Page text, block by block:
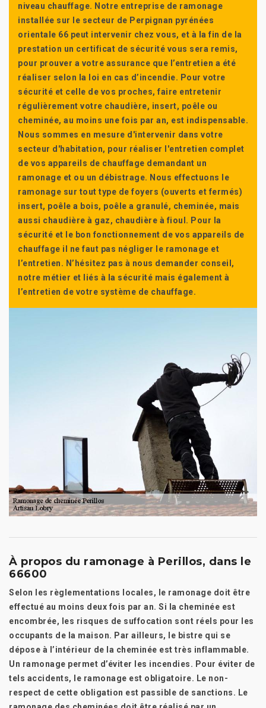
niveau chauffage. Notre entreprise de ramonage
installée sur le secteur de Perpignan pyrénées
orientale 66 peut intervenir chez vous, et à la fin de la
prestation un certificat de sécurité vous sera remis,
pour prouver a votre assurance que l’entretien a été
réaliser selon la loi en cas d’incendie. Pour votre
sécurité et celle de vos proches, faire entretenir
régulièrement votre chaudière, insert, poêle ou
cheminée, au moins une fois par an, est indispensable.
Nous sommes en mesure d'intervenir dans votre
secteur d'habitation, pour réaliser l'entretien complet
de vos appareils de chauffage demandant un
ramonage et ou un débistrage. Nous effectuons le
ramonage sur tout type de foyers (ouverts et fermés)
insert, poêle a bois, poêle a granulé, cheminée, mais
aussi chaudière à gaz, chaudière à fioul. Pour la
sécurité et le bon fonctionnement de vos appareils de
chauffage il ne faut pas négliger le ramonage et
l’entretien. N’hésitez pas à nous demander conseil,
notre métier et liés à la sécurité mais également à
l’entretien de votre système de chauffage.
À propos du ramonage à Perillos, dans le
66600
Selon les règlementations locales, le ramonage doit être
effectué au moins deux fois par an. Si la cheminée est
encombrée, les risques de suffocation sont réels pour les
occupants de la maison. Par ailleurs, le bistre qui se
dépose à l’intérieur de la cheminée est très inflammable.
Un ramonage permet d’éviter les incendies. Pour éviter de
tels accidents, le ramonage est obligatoire. Le non-
respect de cette obligation est passible de sanctions. Le